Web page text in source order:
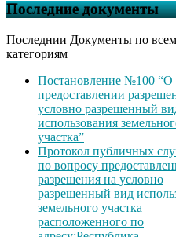
Последние документы
Последнии Документы по всем
категориям
Постановление №100 “О
предоставлении
условно разрешенный
использования
участка”
Протокол публичных
по вопросу
разрешения на условно
разрешенный вид
земельного участка
расположенного по